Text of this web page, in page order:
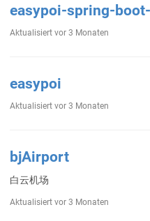
easypoi-spring-
Aktualisiert vor 3 Monaten
easypoi
Aktualisiert vor 3 Monaten
bjAirport
白云机场
Aktualisiert vor 3 Monaten